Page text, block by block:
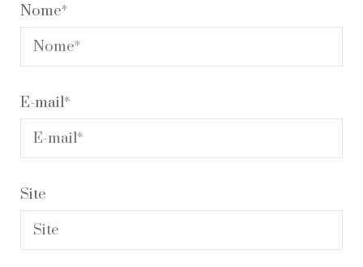
Nome*
E-mail*
Site